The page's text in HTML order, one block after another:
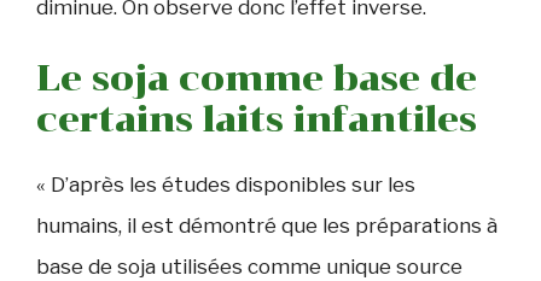
diminue. On observe donc l’effet inverse.
Le soja comme base de
certains laits infantiles
« D’après les études disponibles sur les
humains, il est démontré que les préparations à
base de soja utilisées comme unique source